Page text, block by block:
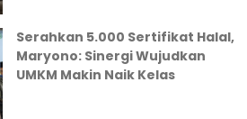
Serahkan 5.000 Sertifikat Halal,
Maryono: Sinergi Wujudkan
UMKM Makin Naik Kelas